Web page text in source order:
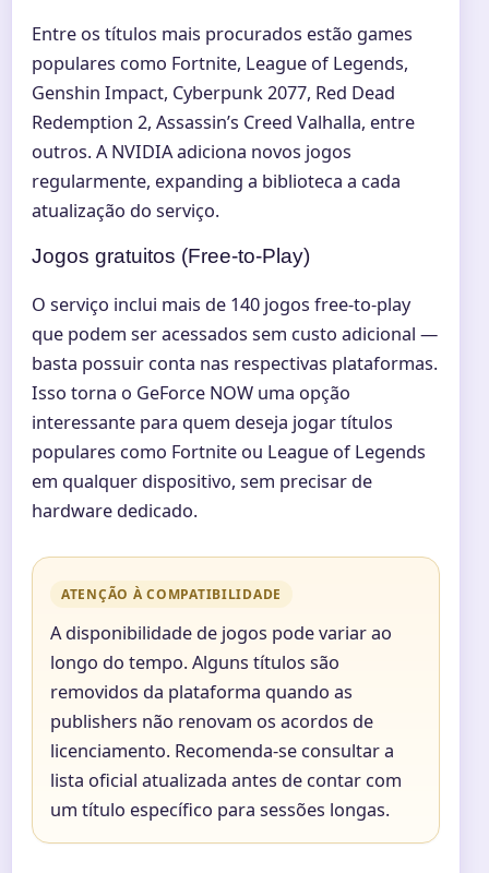
Entre os títulos mais procurados estão games
populares como Fortnite, League of Legends,
Genshin Impact, Cyberpunk 2077, Red Dead
Redemption 2, Assassin’s Creed Valhalla, entre
outros. A NVIDIA adiciona novos jogos
regularmente, expanding a biblioteca a cada
atualização do serviço.
Jogos gratuitos (Free-to-Play)
O serviço inclui mais de 140 jogos free-to-play
que podem ser acessados sem custo adicional —
basta possuir conta nas respectivas plataformas.
Isso torna o GeForce NOW uma opção
interessante para quem deseja jogar títulos
populares como Fortnite ou League of Legends
em qualquer dispositivo, sem precisar de
hardware dedicado.
ATENÇÃO À COMPATIBILIDADE
A disponibilidade de jogos pode variar ao
longo do tempo. Alguns títulos são
removidos da plataforma quando as
publishers não renovam os acordos de
licenciamento. Recomenda-se consultar a
lista oficial atualizada antes de contar com
um título específico para sessões longas.